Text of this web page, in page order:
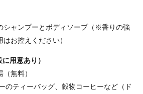
シャンプーとボディソープ（※香りの強
お控えください）
用意あり）
（無料）
のティーバッグ、穀物コーヒーなど（ド